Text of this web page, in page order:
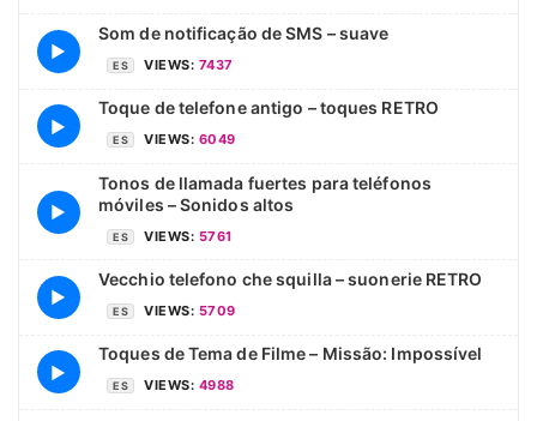
▶
Som de notificação de SMS – suave
ES VIEWS: 7437
▶
Toque de telefone antigo – toques RETRO
ES VIEWS: 6049
▶
Tonos de llamada fuertes para teléfonos
móviles – Sonidos altos
ES VIEWS: 5761
▶
Vecchio telefono che squilla – suonerie RETRO
ES VIEWS: 5709
▶
Toques de Tema de Filme – Missão: Impossível
ES VIEWS: 4988